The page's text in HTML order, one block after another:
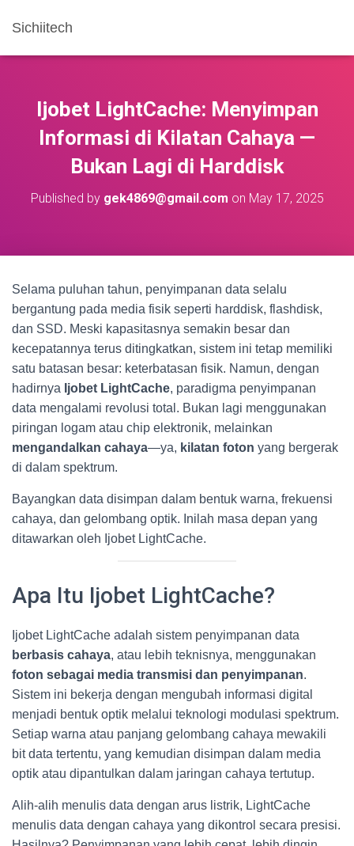
Sichiitech
Ijobet LightCache: Menyimpan
Informasi di Kilatan Cahaya —
Bukan Lagi di Harddisk
Published by gek4869@gmail.com on May 17, 2025
Selama puluhan tahun, penyimpanan data selalu
bergantung pada media fisik seperti harddisk, flashdisk,
dan SSD. Meski kapasitasnya semakin besar dan
kecepatannya terus ditingkatkan, sistem ini tetap memiliki
satu batasan besar: keterbatasan fisik. Namun, dengan
hadirnya Ijobet LightCache, paradigma penyimpanan
data mengalami revolusi total. Bukan lagi menggunakan
piringan logam atau chip elektronik, melainkan
mengandalkan cahaya—ya, kilatan foton yang bergerak
di dalam spektrum.
Bayangkan data disimpan dalam bentuk warna, frekuensi
cahaya, dan gelombang optik. Inilah masa depan yang
ditawarkan oleh Ijobet LightCache.
Apa Itu Ijobet LightCache?
Ijobet LightCache adalah sistem penyimpanan data
berbasis cahaya, atau lebih teknisnya, menggunakan
foton sebagai media transmisi dan penyimpanan.
Sistem ini bekerja dengan mengubah informasi digital
menjadi bentuk optik melalui teknologi modulasi spektrum.
Setiap warna atau panjang gelombang cahaya mewakili
bit data tertentu, yang kemudian disimpan dalam media
optik atau dipantulkan dalam jaringan cahaya tertutup.
Alih-alih menulis data dengan arus listrik, LightCache
menulis data dengan cahaya yang dikontrol secara presisi.